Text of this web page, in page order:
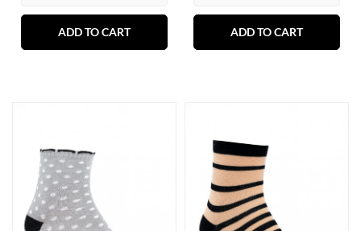
ADD TO CART ADD TO CART